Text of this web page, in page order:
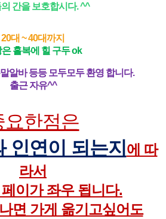
간을 보호합시다. ^^
20대 ~ 40대까지
은 홀복에 힐 구두 ok
알바 등등 모두모두 환영 합니다.
출근 자유^^
요한점은
인연이 되는지에 따
라서
이가 좌우 됩니다.
면 가게 옮기고싶어도